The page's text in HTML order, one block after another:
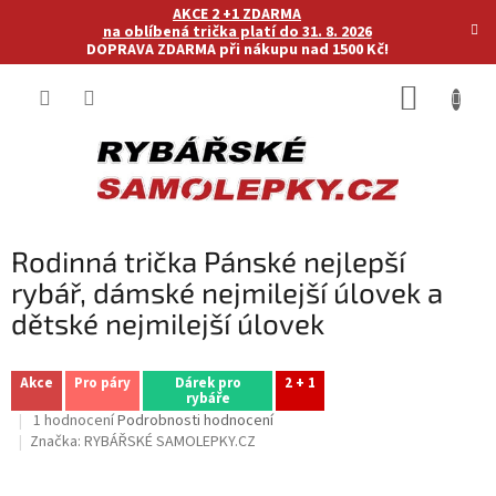
AKCE 2 +1 ZDARMA
na oblíbená trička platí do 31. 8. 2026
DOPRAVA ZDARMA při nákupu nad 1500 Kč!
Rodinná trička Pánské nejlepší
rybář, dámské nejmilejší úlovek a
dětské nejmilejší úlovek
Akce Pro páry Dárek pro
rybáře
2 + 1
Průměrné
hodnocení
1 hodnoceníPodrobnosti hodnocení
Značka: RYBÁŘSKÉ SAMOLEPKY.CZ